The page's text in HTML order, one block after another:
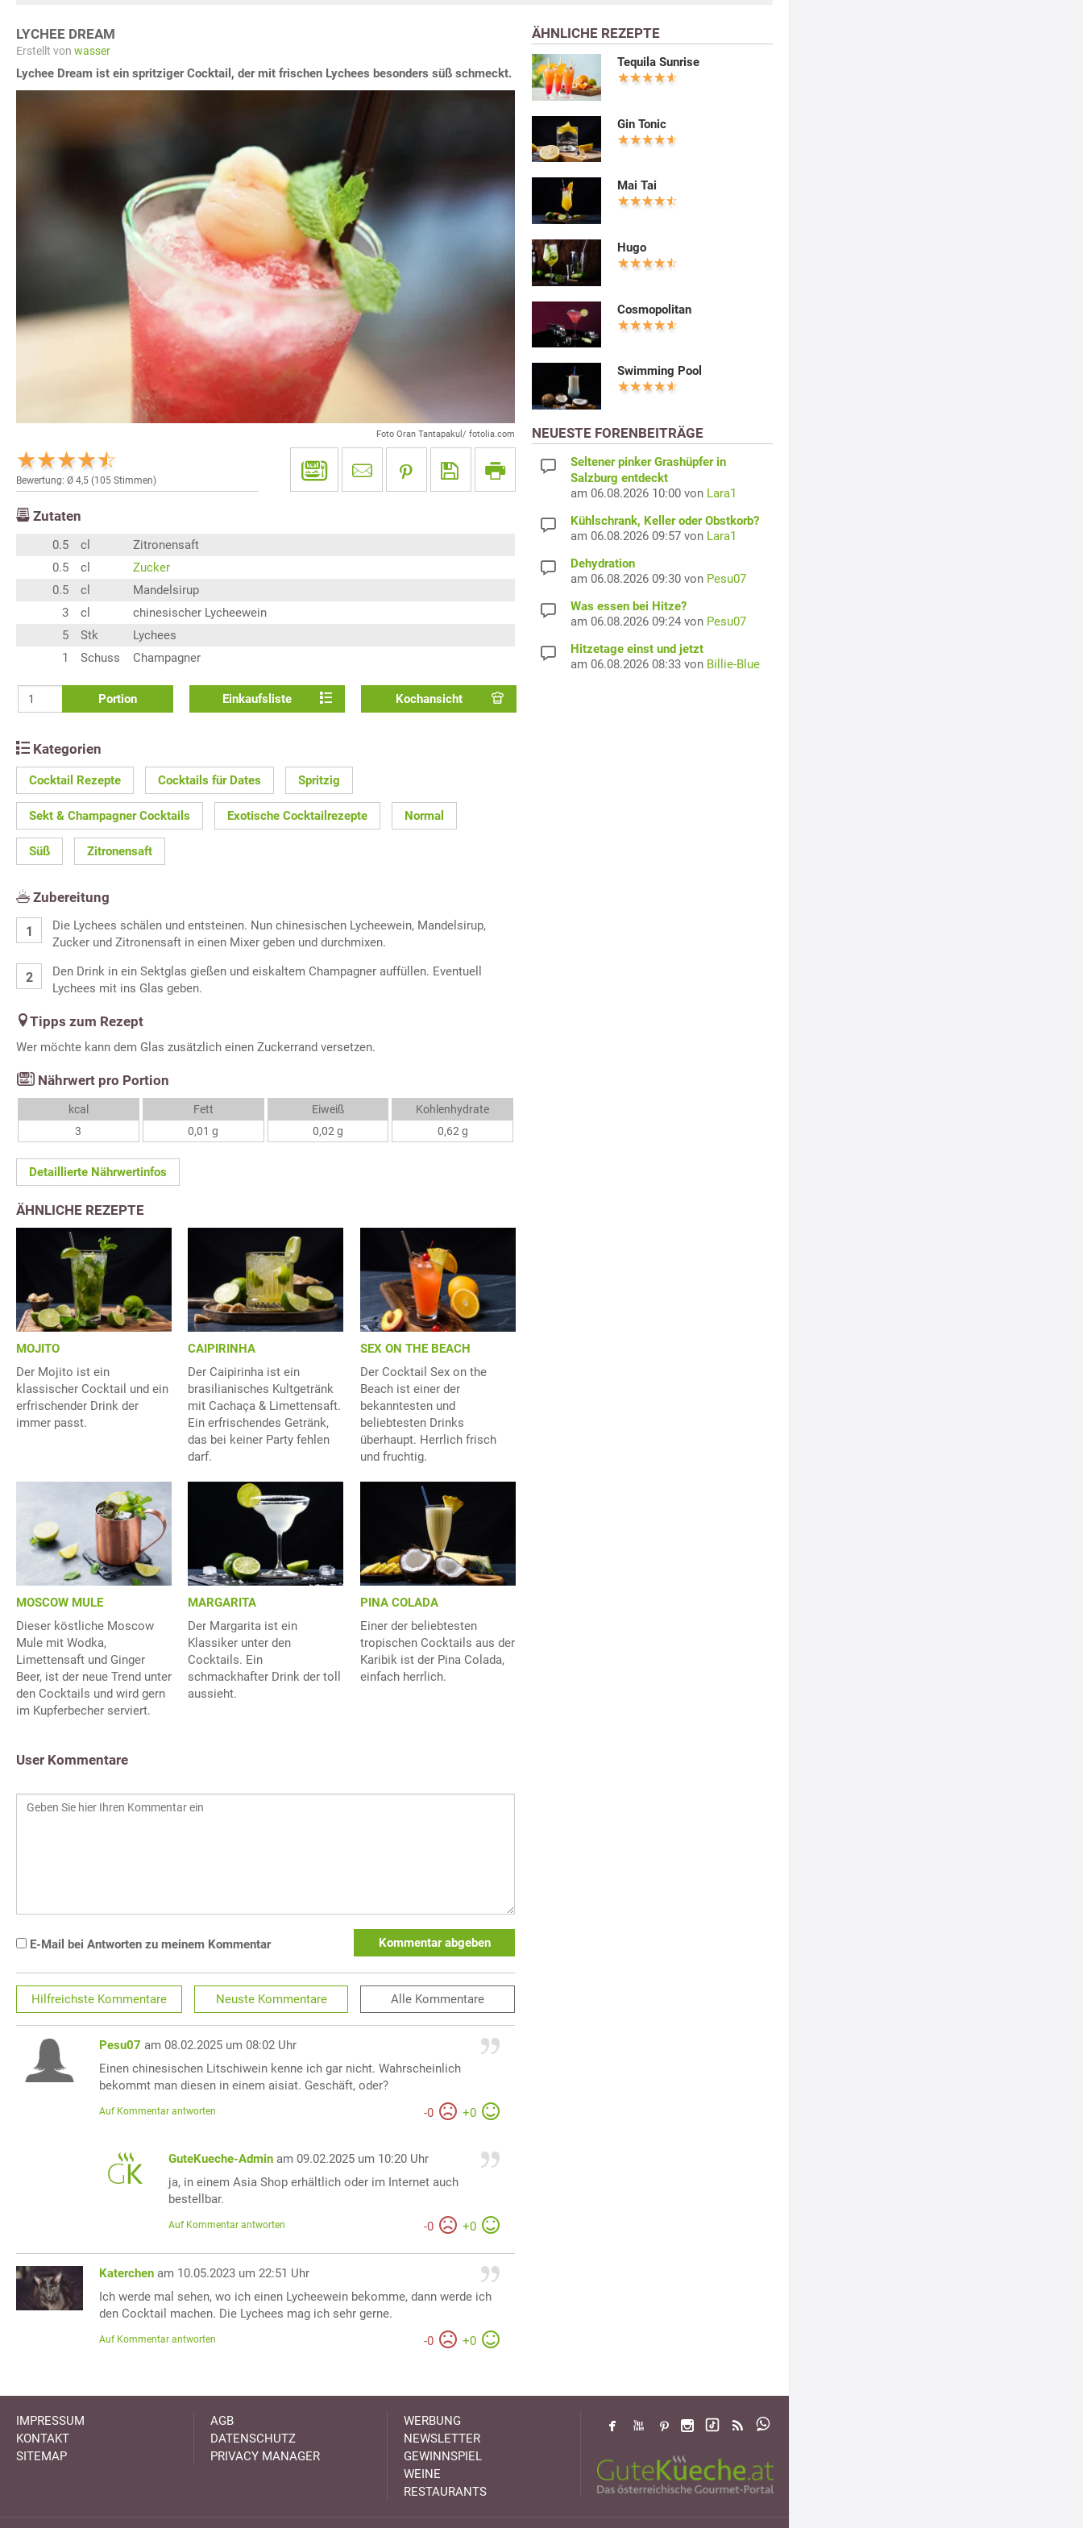
LYCHEE DREAM
Erstellt von wasser
Lychee Dream ist ein spritziger Cocktail, der mit frischen Lychees besonders süß schmeckt.
Foto Oran Tantapakul/ fotolia.com
Bewertung: Ø 4,5 (105 Stimmen)
Zutaten
0.5 cl
Zitronensaft
0.5
cl
Zucker
0.5
cl
Mandelsirup
3
cl
chinesischer Lycheewein
5
Stk
Lychees
1
Schuss Champagner
Portion Einkaufsliste Kochansicht
Kategorien
Cocktail Rezepte Cocktails für Dates Spritzig
Sekt & Champagner Cocktails Exotische Cocktailrezepte Normal
Süß Zitronensaft
Zubereitung
Die Lychees schälen und entsteinen. Nun chinesischen Lycheewein, Mandelsirup,
Zucker und Zitronensaft in einen Mixer geben und durchmixen.
Den Drink in ein Sektglas gießen und eiskaltem Champagner auffüllen. Eventuell
Lychees mit ins Glas geben.
Tipps zum Rezept
Wer möchte kann dem Glas zusätzlich einen Zuckerrand versetzen.
Nährwert pro Portion
kcal
3
Fett
0,01 g
Eiweiß
0,02 g
Kohlenhydrate
0,62 g
Detaillierte Nährwertinfos
ÄHNLICHE REZEPTE
MOJITO
Der Mojito ist ein
klassischer Cocktail und ein
erfrischender Drink der
immer passt.
CAIPIRINHA
Der Caipirinha ist ein
brasilianisches Kultgetränk
mit Cachaça & Limettensaft.
Ein erfrischendes Getränk,
das bei keiner Party fehlen
darf.
SEX ON THE BEACH
Der Cocktail Sex on the
Beach ist einer der
bekanntesten und
beliebtesten Drinks
überhaupt. Herrlich frisch
und fruchtig.
MOSCOW MULE
Dieser köstliche Moscow
Mule mit Wodka,
Limettensaft und Ginger
Beer, ist der neue Trend unter
den Cocktails und wird gern
im Kupferbecher serviert.
MARGARITA
Der Margarita ist ein
Klassiker unter den
Cocktails. Ein
schmackhafter Drink der toll
aussieht.
PINA COLADA
Einer der beliebtesten
tropischen Cocktails aus der
Karibik ist der Pina Colada,
einfach herrlich.
User Kommentare
E-Mail bei Antworten zu meinem Kommentar Kommentar abgeben
Hilfreichste Kommentare Neuste Kommentare Alle Kommentare
Pesu07 am 08.02.2025 um 08:02 Uhr
Einen chinesischen Litschiwein kenne ich gar nicht. Wahrscheinlich
bekommt man diesen in einem aisiat. Geschäft, oder?
-0 +0
Auf Kommentar antworten
GuteKueche-Admin am 09.02.2025 um 10:20 Uhr
ja, in einem Asia Shop erhältlich oder im Internet auch
bestellbar.
-0 +0
Auf Kommentar antworten
Katerchen am 10.05.2023 um 22:51 Uhr
Ich werde mal sehen, wo ich einen Lycheewein bekomme, dann werde ich
den Cocktail machen. Die Lychees mag ich sehr gerne.
-0 +0
Auf Kommentar antworten
ÄHNLICHE REZEPTE
Tequila Sunrise
Gin Tonic
Mai Tai
Hugo
Cosmopolitan
Swimming Pool
NEUESTE FORENBEITRÄGE
Seltener pinker Grashüpfer in
Salzburg entdeckt
am 06.08.2026 10:00 von Lara1
Kühlschrank, Keller oder Obstkorb?
am 06.08.2026 09:57 von Lara1
Dehydration
am 06.08.2026 09:30 von Pesu07
Was essen bei Hitze?
am 06.08.2026 09:24 von Pesu07
Hitzetage einst und jetzt
am 06.08.2026 08:33 von Billie-Blue
IMPRESSUM
KONTAKT
SITEMAP
AGB
DATENSCHUTZ
PRIVACY MANAGER
WERBUNG
NEWSLETTER
GEWINNSPIEL
WEINE
RESTAURANTS